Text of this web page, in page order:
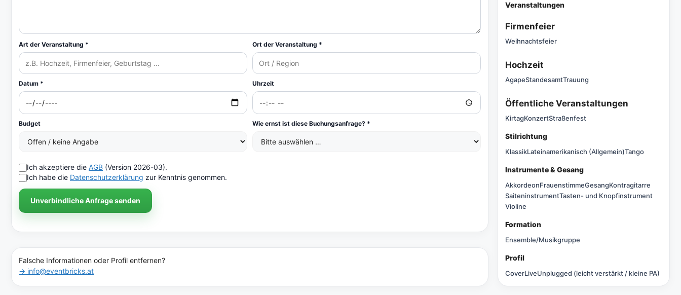
Art der Veranstaltung * Ort der Veranstaltung *
Datum * Uhrzeit
Budget Wie ernst ist diese Buchungsanfrage? *
Ich akzeptiere die AGB (Version 2026-03).
Ich habe die Datenschutzerklärung zur Kenntnis genommen.
Unverbindliche Anfrage senden
Falsche Informationen oder Profil entfernen?
→ info@eventbricks.at
Veranstaltungen
Firmenfeier
Weihnachtsfeier
Hochzeit
AgapeStandesamtTrauung
Öffentliche Veranstaltungen
KirtagKonzertStraßenfest
Stilrichtung
KlassikLateinamerikanisch (Allgemein)Tango
Instrumente & Gesang
AkkordeonFrauenstimmeGesangKontragitarre
SaiteninstrumentTasten- und Knopfinstrument
Violine
Formation
Ensemble/Musikgruppe
Profil
CoverLiveUnplugged (leicht verstärkt / kleine PA)